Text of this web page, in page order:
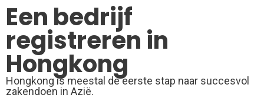
Een bedrijf
registreren in
Hongkong
Hongkong is meestal de eerste stap naar succesvol
zakendoen in Azië.